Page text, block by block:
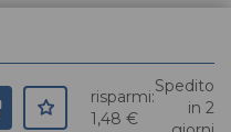
risparmi:
1,48 €
Spedito
in 2